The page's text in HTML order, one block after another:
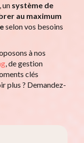
un système de
au maximum
selon vos besoins
à nos
, de gestion
clés
plus ? Demandez-